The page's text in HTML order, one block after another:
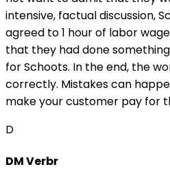
intensive, factual discussion,
agreed to 1 hour of labor
that they had done
for Schoots. In the end, the
correctly. Mistakes can
make your customer pay for
D
DM Verbr